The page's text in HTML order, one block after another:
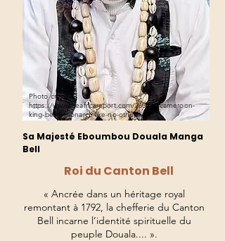
Photo credit:
https://www.theafricareport.com/260391/cameroon-
king-bell-a-monarch-like-no-other/
Sa Majesté Eboumbou Douala Manga
Bell
Roi du Canton Bell
« Ancrée dans un héritage royal
remontant à 1792, la chefferie du Canton
Bell incarne l’identité spirituelle du
peuple Douala.... ».